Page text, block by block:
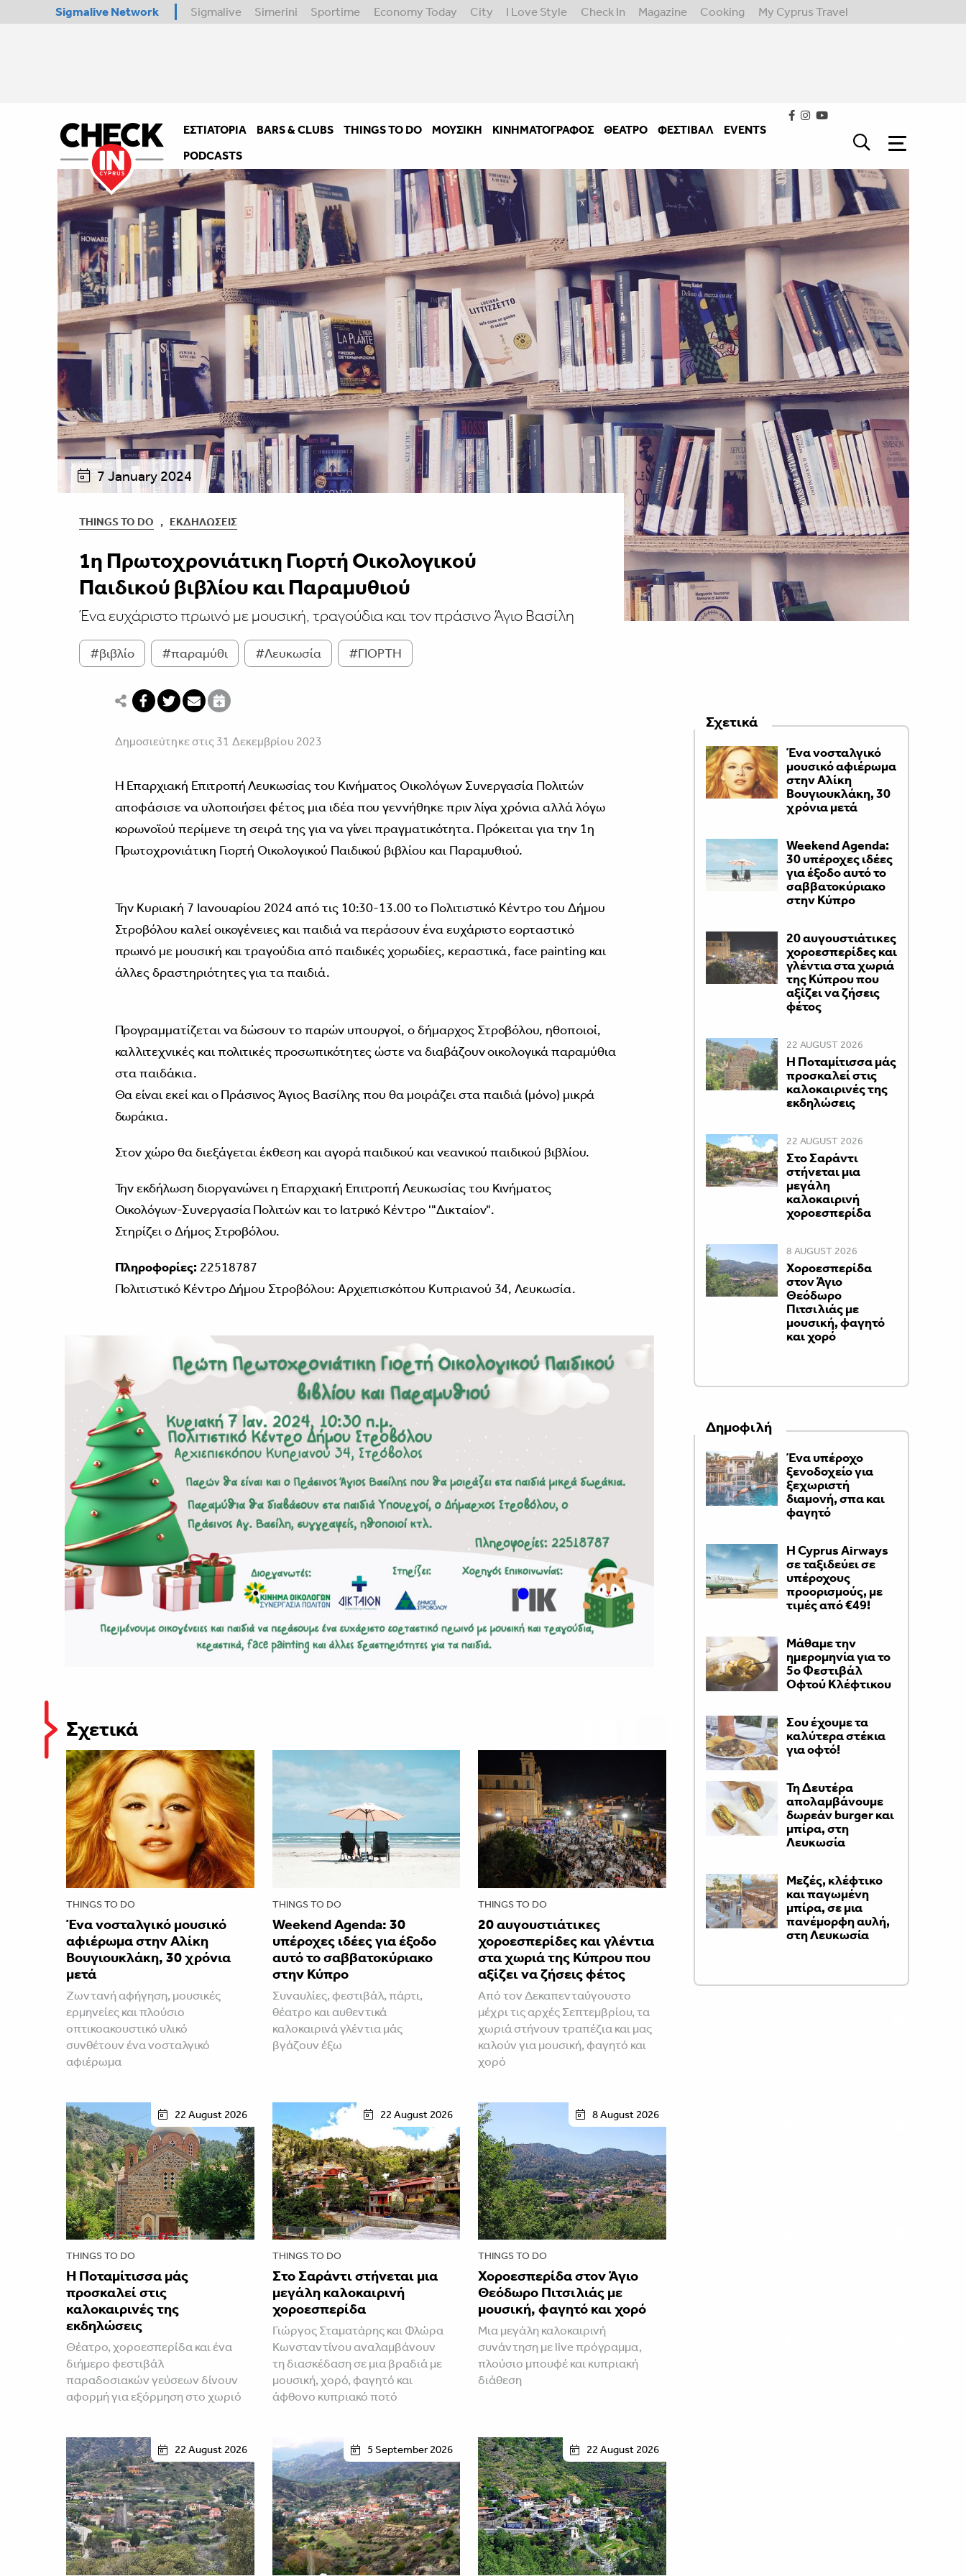
Sigmalive Network Sigmalive Simerini Sportime Economy Today City I Love Style Check In Magazine Cooking My Cyprus Travel
ΕΣΤΙΑΤΌΡΙΑ BARS & CLUBS THINGS TO DO ΜΟΥΣΙΚΉ ΚΙΝΗΜΑΤΟΓΡΆΦΟΣ ΘΈΑΤΡΟ ΦΕΣΤΙΒΑΛ
EVENTS
PODCASTS
7 January 2024
THINGS TO DO , ΕΚΔΗΛΏΣΕΙΣ
1η Πρωτοχρονιάτικη Γιορτή Οικολογικού
Παιδικού βιβλίου και Παραμυθιού
Ένα ευχάριστο πρωινό με μουσική, τραγούδια και τον πράσινο Άγιο Βασίλη
#βιβλίο #παραμύθι #Λευκωσία #ΓΙΟΡΤΗ
Δημοσιεύτηκε στις 31 Δεκεμβρίου 2023
Η Επαρχιακή Επιτροπή Λευκωσίας του Κινήματος Οικολόγων Συνεργασία Πολιτών
αποφάσισε να υλοποιήσει φέτος μια ιδέα που γεννήθηκε πριν λίγα χρόνια αλλά λόγω
κορωνοϊού περίμενε τη σειρά της για να γίνει πραγματικότητα. Πρόκειται για την 1η
Πρωτοχρονιάτικη Γιορτή Οικολογικού Παιδικού βιβλίου και Παραμυθιού.
Την Κυριακή 7 Iανουαρίου 2024 από τις 10:30-13.00 το Πολιτιστικό Κέντρο του Δήμου
Στροβόλου καλεί οικογένειες και παιδιά να περάσουν ένα ευχάριστο εορταστικό
πρωινό με μουσική και τραγούδια από παιδικές χορωδίες, κεραστικά, face painting και
άλλες δραστηριότητες για τα παιδιά.
Προγραμματίζεται να δώσουν το παρών υπουργοί, ο δήμαρχος Στροβόλου, ηθοποιοί,
καλλιτεχνικές και πολιτικές προσωπικότητες ώστε να διαβάζουν οικολογικά παραμύθια
στα παιδάκια.
Θα είναι εκεί και ο Πράσινος Άγιος Βασίλης που θα μοιράζει στα παιδιά (μόνο) μικρά
δωράκια.
Στον χώρο θα διεξάγεται έκθεση και αγορά παιδικού και νεανικού παιδικού βιβλίου.
Την εκδήλωση διοργανώνει η Επαρχιακή Επιτροπή Λευκωσίας του Κινήματος
Οικολόγων-Συνεργασία Πολιτών και το Ιατρικό Κέντρο '"Δικταίον".
Στηρίζει ο Δήμος Στροβόλου.
Πληροφορίες: 22518787
Πολιτιστικό Κέντρο Δήμου Στροβόλου: Aρχιεπισκόπου Κυπριανού 34, Λευκωσία.
Σχετικά
THINGS TO DO
Ένα νοσταλγικό μουσικό
αφιέρωμα στην Αλίκη
Βουγιουκλάκη, 30 χρόνια
μετά
Ζωντανή αφήγηση, μουσικές
ερμηνείες και πλούσιο
οπτικοακουστικό υλικό
συνθέτουν ένα νοσταλγικό
αφιέρωμα
THINGS TO DO
Weekend Agenda: 30
υπέροχες ιδέες για έξοδο
αυτό το σαββατοκύριακο
στην Κύπρο
Συναυλίες, φεστιβάλ, πάρτι,
θέατρο και αυθεντικά
καλοκαιρινά γλέντια μάς
βγάζουν έξω
THINGS TO DO
20 αυγουστιάτικες
χοροεσπερίδες και γλέντια
στα χωριά της Κύπρου που
αξίζει να ζήσεις φέτος
Από τον Δεκαπενταύγουστο
μέχρι τις αρχές Σεπτεμβρίου, τα
χωριά στήνουν τραπέζια και μας
καλούν για μουσική, φαγητό και
χορό
22 August 2026
THINGS TO DO
Η Ποταμίτισσα μάς
προσκαλεί στις
καλοκαιρινές της
εκδηλώσεις
Θέατρο, χοροεσπερίδα και ένα
διήμερο φεστιβάλ
παραδοσιακών γεύσεων δίνουν
αφορμή για εξόρμηση στο χωριό
22 August 2026
THINGS TO DO
Στο Σαράντι στήνεται μια
μεγάλη καλοκαιρινή
χοροεσπερίδα
Γιώργος Σταματάρης και Φλώρα
Κωνσταντίνου αναλαμβάνουν
τη διασκέδαση σε μια βραδιά με
μουσική, χορό, φαγητό και
άφθονο κυπριακό ποτό
8 August 2026
THINGS TO DO
Χοροεσπερίδα στον Άγιο
Θεόδωρο Πιτσιλιάς με
μουσική, φαγητό και χορό
Μια μεγάλη καλοκαιρινή
συνάντηση με live πρόγραμμα,
πλούσιο μπουφέ και κυπριακή
διάθεση
22 August 2026 5 September 2026 22 August 2026
Σχετικά
Ένα νοσταλγικό
μουσικό αφιέρωμα
στην Αλίκη
Βουγιουκλάκη, 30
χρόνια μετά
Weekend Agenda:
30 υπέροχες ιδέες
για έξοδο αυτό το
σαββατοκύριακο
στην Κύπρο
20 αυγουστιάτικες
χοροεσπερίδες και
γλέντια στα χωριά
της Κύπρου που
αξίζει να ζήσεις
φέτος
22 AUGUST 2026
Η Ποταμίτισσα μάς
προσκαλεί στις
καλοκαιρινές της
εκδηλώσεις
22 AUGUST 2026
Στο Σαράντι
στήνεται μια
μεγάλη
καλοκαιρινή
χοροεσπερίδα
8 AUGUST 2026
Χοροεσπερίδα
στον Άγιο
Θεόδωρο
Πιτσιλιάς με
μουσική, φαγητό
και χορό
Δημοφιλή
Ένα υπέροχο
ξενοδοχείο για
ξεχωριστή
διαμονή, σπα και
φαγητό
H Cyprus Airways
σε ταξιδεύει σε
υπέροχους
προορισμούς, με
τιμές από €49!
Μάθαμε την
ημερομηνία για το
5ο Φεστιβάλ
Οφτού Κλέφτικου
Σου έχουμε τα
καλύτερα στέκια
για οφτό!
Τη Δευτέρα
απολαμβάνουμε
δωρεάν burger και
μπίρα, στη
Λευκωσία
Μεζές, κλέφτικο
και παγωμένη
μπίρα, σε μια
πανέμορφη αυλή,
στη Λευκωσία